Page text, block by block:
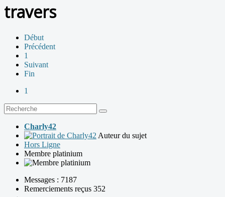
travers
Début
Précédent
1
Suivant
Fin
1
Charly42
Auteur du sujet
Hors Ligne
Membre platinium
Messages : 7187
Remerciements reçus 352